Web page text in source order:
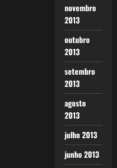
novembro
2013
outubro
2013
setembro
2013
agosto
2013
julho 2013
junho 2013